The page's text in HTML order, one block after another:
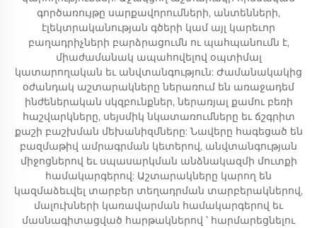
գործառույթը սարքավորումների, անտենների,
էլեկտրականության գծերի կամ այլ կարեւոր
բաղադրիչների բարձրացումն ու պահպանումն է,
միաժամանակ ապահովելով օպտիմալ
կատարողական եւ անվտանգություն: Ժամանակակից
օժանդակ աշտարակները ներառում են առաջադեմ
ինժեներական սկզբունքներ, ներառյալ քամու բեռի
հաշվարկները, սեյսմիկ նկատառումները եւ ճշգրիտ
քաշի բաշխման մեխանիզմները: Նավերը հագեցած են
բազմաթիվ ամրագրման կետերով, անվտանգության
միջոցներով եւ սպասարկման անձնակազմի մուտքի
համակարգերով: Աշտարակները կարող են
կազմաձեւվել տարբեր տեղադրման տարբերակներով,
մալուխների կառավարման համակարգերով եւ
մասնագիտացված հարթակներով ՝ հարմարեցնելու